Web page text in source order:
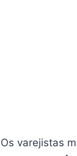
Os varejistas